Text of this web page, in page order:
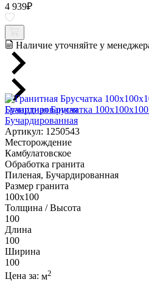
4 939₽
Наличие уточняйте у
Гранитная Брусчатка
Бучардированная
Артикул: 1250543
Месторождение
Камбулатовское
Обработка гранита
Пиленая, Бучардированная
Размер гранита
100х100
Толщина / Высота
100
Длина
100
Ширина
100
Цена за: м2